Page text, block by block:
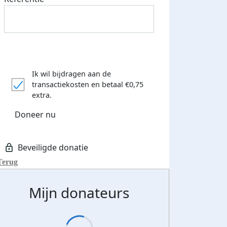
Ik wil bijdragen aan de
transactiekosten en betaal €0,75
extra.
Doneer nu
Mijn donateurs